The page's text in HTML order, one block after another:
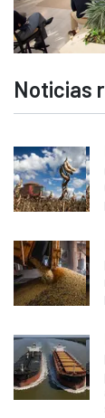
Noticias